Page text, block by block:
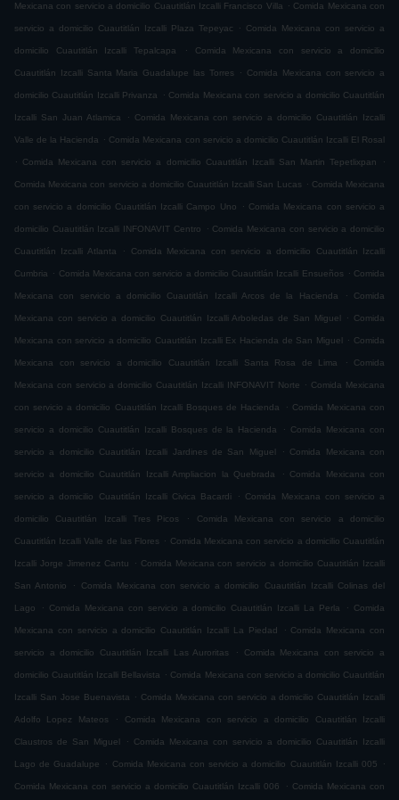
Mexicana con servicio a domicilio Cuautitlán Izcalli Francisco Villa . Comida Mexicana con
servicio a domicilio Cuautitlán Izcalli Plaza Tepeyac . Comida Mexicana con servicio a
domicilio Cuautitlán Izcalli Tepalcapa . Comida Mexicana con servicio a domicilio
Cuautitlán Izcalli Santa Maria Guadalupe las Torres . Comida Mexicana con servicio a
domicilio Cuautitlán Izcalli Privanza . Comida Mexicana con servicio a domicilio Cuautitlán
Izcalli San Juan Atlamica . Comida Mexicana con servicio a domicilio Cuautitlán Izcalli
Valle de la Hacienda . Comida Mexicana con servicio a domicilio Cuautitlán Izcalli El Rosal
.
Comida Mexicana con servicio a domicilio Cuautitlán Izcalli San Martin Tepetlixpan .
Comida Mexicana con servicio a domicilio Cuautitlán Izcalli San Lucas . Comida Mexicana
con servicio a domicilio Cuautitlán Izcalli Campo Uno . Comida Mexicana con servicio a
domicilio Cuautitlán Izcalli INFONAVIT Centro . Comida Mexicana con servicio a domicilio
Cuautitlán Izcalli Atlanta . Comida Mexicana con servicio a domicilio Cuautitlán Izcalli
Cumbria . Comida Mexicana con servicio a domicilio Cuautitlán Izcalli Ensueños . Comida
Mexicana con servicio a domicilio Cuautitlán Izcalli Arcos de la Hacienda . Comida
Mexicana con servicio a domicilio Cuautitlán Izcalli Arboledas de San Miguel . Comida
Mexicana con servicio a domicilio Cuautitlán Izcalli Ex Hacienda de San Miguel . Comida
Mexicana con servicio a domicilio Cuautitlán Izcalli Santa Rosa de Lima . Comida
Mexicana con servicio a domicilio Cuautitlán Izcalli INFONAVIT Norte . Comida Mexicana
con servicio a domicilio Cuautitlán Izcalli Bosques de Hacienda . Comida Mexicana con
servicio a domicilio Cuautitlán Izcalli Bosques de la Hacienda . Comida Mexicana con
servicio a domicilio Cuautitlán Izcalli Jardines de San Miguel . Comida Mexicana con
servicio a domicilio Cuautitlán Izcalli Ampliacion la Quebrada . Comida Mexicana con
servicio a domicilio Cuautitlán Izcalli Civica Bacardi . Comida Mexicana con servicio a
domicilio Cuautitlán Izcalli Tres Picos . Comida Mexicana con servicio a domicilio
Cuautitlán Izcalli Valle de las Flores . Comida Mexicana con servicio a domicilio Cuautitlán
Izcalli Jorge Jimenez Cantu . Comida Mexicana con servicio a domicilio Cuautitlán Izcalli
San Antonio . Comida Mexicana con servicio a domicilio Cuautitlán Izcalli Colinas del
Lago . Comida Mexicana con servicio a domicilio Cuautitlán Izcalli La Perla . Comida
Mexicana con servicio a domicilio Cuautitlán Izcalli La Piedad . Comida Mexicana con
servicio a domicilio Cuautitlán Izcalli Las Auroritas . Comida Mexicana con servicio a
domicilio Cuautitlán Izcalli Bellavista . Comida Mexicana con servicio a domicilio Cuautitlán
Izcalli San Jose Buenavista . Comida Mexicana con servicio a domicilio Cuautitlán Izcalli
Adolfo Lopez Mateos . Comida Mexicana con servicio a domicilio Cuautitlán Izcalli
Claustros de San Miguel . Comida Mexicana con servicio a domicilio Cuautitlán Izcalli
Lago de Guadalupe . Comida Mexicana con servicio a domicilio Cuautitlán Izcalli 005 .
Comida Mexicana con servicio a domicilio Cuautitlán Izcalli 006 . Comida Mexicana con